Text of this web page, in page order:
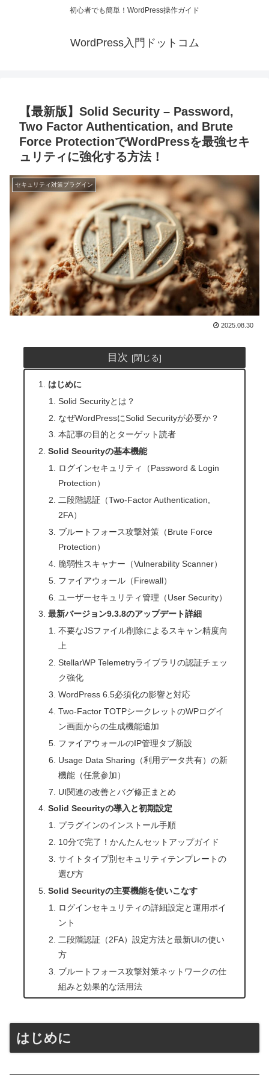
初心者でも簡単！WordPress操作ガイド
WordPress入門ドットコム
【最新版】Solid Security – Password,
Two Factor Authentication, and Brute
Force ProtectionでWordPressを最強セキ
ュリティに強化する方法！
セキュリティ対策プラグイン
2025.08.30
目次
はじめに
Solid Securityとは？
なぜWordPressにSolid Securityが必要か？
本記事の目的とターゲット読者
Solid Securityの基本機能
ログインセキュリティ（Password & Login
Protection）
二段階認証（Two-Factor Authentication,
2FA）
ブルートフォース攻撃対策（Brute Force
Protection）
脆弱性スキャナー（Vulnerability Scanner）
ファイアウォール（Firewall）
ユーザーセキュリティ管理（User Security）
最新バージョン9.3.8のアップデート詳細
不要なJSファイル削除によるスキャン精度向
上
StellarWP Telemetryライブラリの認証チェッ
ク強化
WordPress 6.5必須化の影響と対応
Two-Factor TOTPシークレットのWPログイ
ン画面からの生成機能追加
ファイアウォールのIP管理タブ新設
Usage Data Sharing（利用データ共有）の新
機能（任意参加）
UI関連の改善とバグ修正まとめ
Solid Securityの導入と初期設定
プラグインのインストール手順
10分で完了！かんたんセットアップガイド
サイトタイプ別セキュリティテンプレートの
選び方
Solid Securityの主要機能を使いこなす
ログインセキュリティの詳細設定と運用ポイ
ント
二段階認証（2FA）設定方法と最新UIの使い
方
ブルートフォース攻撃対策ネットワークの仕
組みと効果的な活用法
はじめに